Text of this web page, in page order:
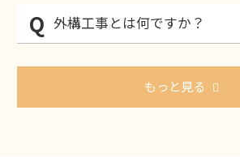
外構工事とは何ですか？
もっと見る